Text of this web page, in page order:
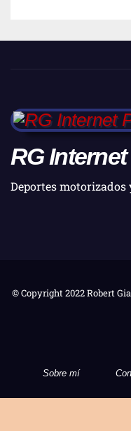
RG
Deportes motorizados
© Copyright 2022 Robert
Sobre mí